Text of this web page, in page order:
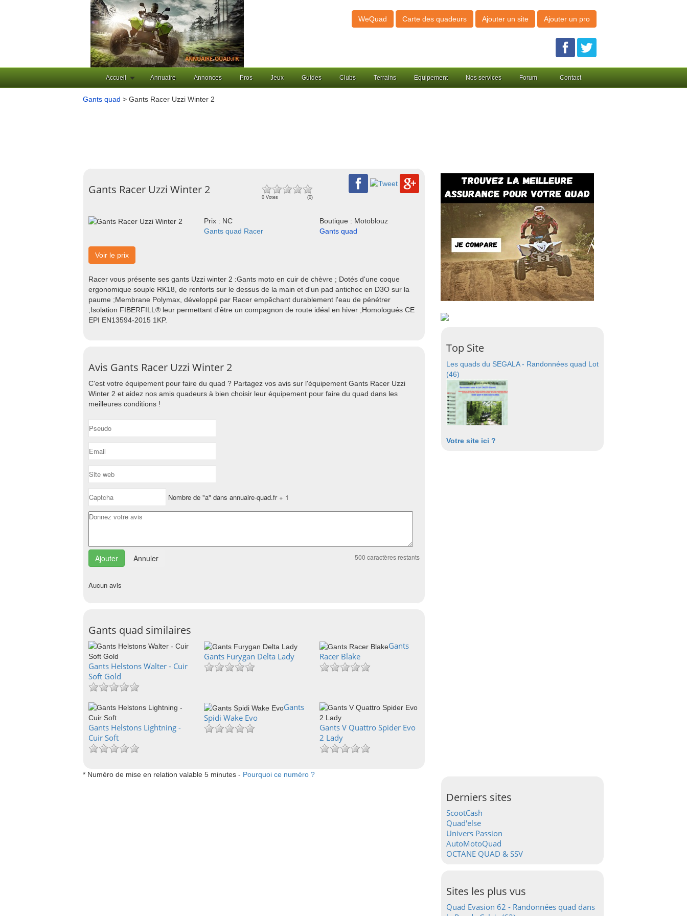
WeQuad Carte des quadeurs Ajouter un site Ajouter un pro
Accueil Annuaire Annonces Pros Jeux Guides Clubs Terrains Equipement Nos services Forum Contact
Gants quad > Gants Racer Uzzi Winter 2
Gants Racer Uzzi Winter 2
0 Votes (0)
Prix : NC
Boutique : Motoblouz
Gants quad Racer
Gants quad
Voir le prix
Racer vous présente ses gants Uzzi winter 2 :Gants moto en cuir de chèvre ; Dotés d'une coque
ergonomique souple RK18, de renforts sur le dessus de la main et d'un pad antichoc en D3O sur la
paume ;Membrane Polymax, développé par Racer empêchant durablement l'eau de pénétrer
;Isolation FIBERFILL® leur permettant d'être un compagnon de route idéal en hiver ;Homologués CE
EPI EN13594-2015 1KP.
Avis Gants Racer Uzzi Winter 2
C'est votre équipement pour faire du quad ? Partagez vos avis sur l'équipement Gants Racer Uzzi
Winter 2 et aidez nos amis quadeurs à bien choisir leur équipement pour faire du quad dans les
meilleures conditions !
Nombre de "a" dans annuaire-quad.fr + 1
Annuler 500 caractères restants
Aucun avis
Gants quad similaires
Gants Helstons Walter - Cuir
Soft Gold
Gants Furygan Delta Lady
Gants
Racer Blake
Gants Helstons Lightning -
Cuir Soft
Gants
Spidi Wake Evo
Gants V Quattro Spider Evo
2 Lady
* Numéro de mise en relation valable 5 minutes - Pourquoi ce numéro ?
Top Site
Les quads du SEGALA - Randonnées quad Lot
(46)
Votre site ici ?
Derniers sites
ScootCash
Quad'else
Univers Passion
AutoMotoQuad
OCTANE QUAD & SSV
Sites les plus vus
Quad Evasion 62 - Randonnées quad dans